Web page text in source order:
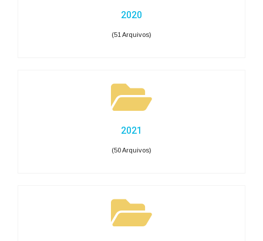
2020
(51 Arquivos)
2021
(50 Arquivos)